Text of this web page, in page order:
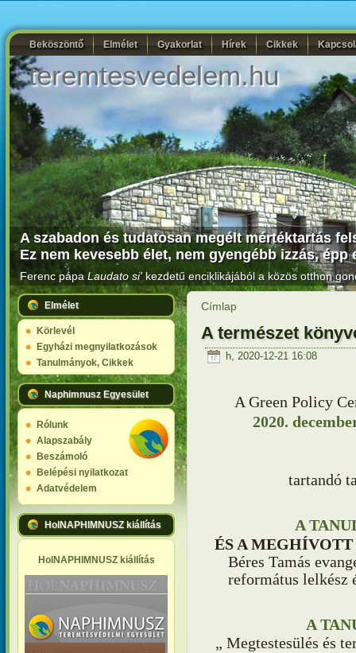
Beköszöntő Elmélet Gyakorlat Hírek Cikkek
teremtesvedelem.hu
A szabadon és tudatosan megélt mértéktartás
Ez nem kevesebb élet, nem gyengébb izzás, épp
Ferenc pápaLaudato si'kezdetű enciklikájából a közös otthon
Elmélet
Körlevél
Egyházi megnyilatkozások
Tanulmányok, Cikkek
Naphimnusz Egyesület
Rólunk
Alapszabály
Beszámoló
Belépési nyilatkozat
Adatvédelem
HolNAPHIMNUSZ kiállítás
HolNAPHIMNUSZ kiállítás
Címlap
A természet
h, 2020-12-21 16:08
A Green Policy
2020.
tartandó
A
ÉS A
Béres Tamás
református lelkész
A
„ Megtestesülés és